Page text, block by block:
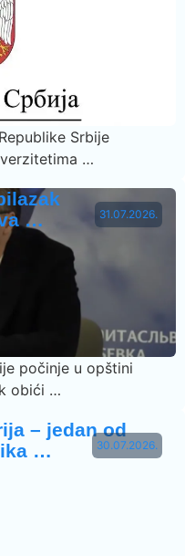
Srbije
…
31.07.2026.
…
počinje u opštini
obići …
30.07.2026.
– jedan od
…